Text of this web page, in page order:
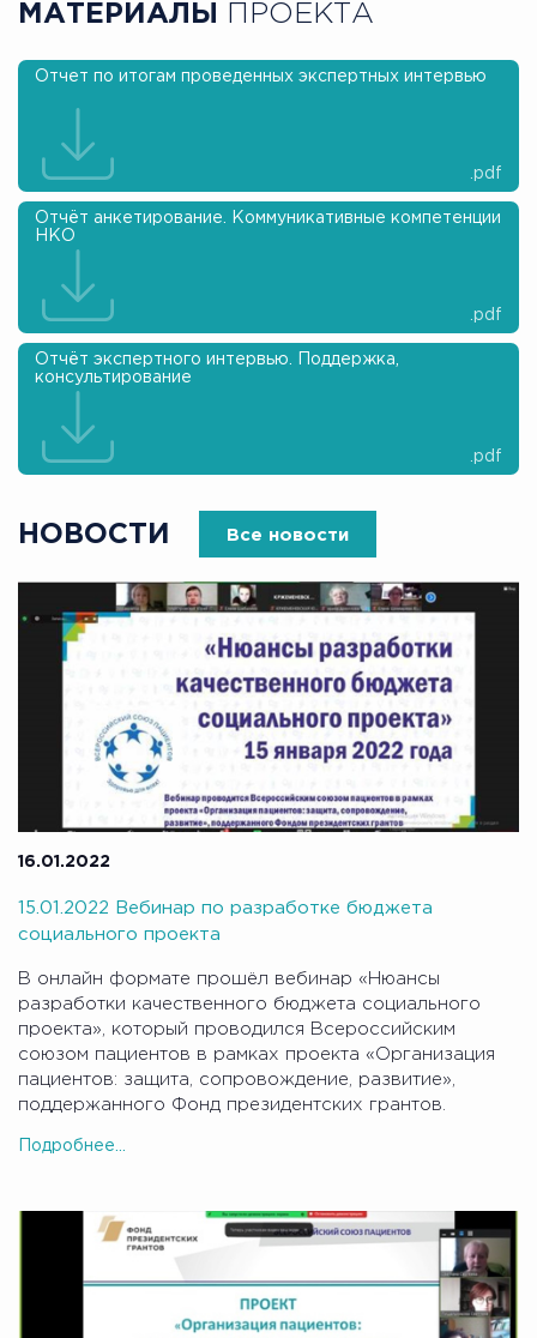
МАТЕРИАЛЫ ПРОЕКТА
Отчет по итогам проведенных экспертных интервью
.pdf
Отчёт анкетирование. Коммуникативные компетенции
НКО
.pdf
Отчёт экспертного интервью. Поддержка,
консультирование
.pdf
НОВОСТИ Все новости
16.01.2022
15.01.2022 Вебинар по разработке бюджета
социального проекта
В онлайн формате прошёл вебинар «Нюансы
разработки качественного бюджета социального
проекта», который проводился Всероссийским
союзом пациентов в рамках проекта «Организация
пациентов: защита, сопровождение, развитие»,
поддержанного Фонд президентских грантов.
Подробнее...